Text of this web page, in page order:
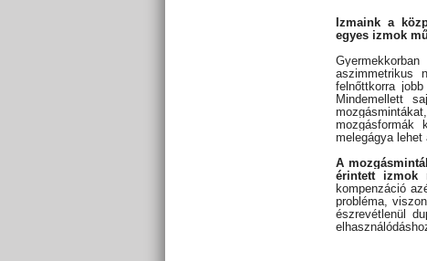
Izmaink a
egyes izmok
aszimmetrikus
felnőttkorra
Mindemellett
mozgásformák
melegágya lehet
A
érintett izmok
kompenzáció
probléma,
észrevétlenül